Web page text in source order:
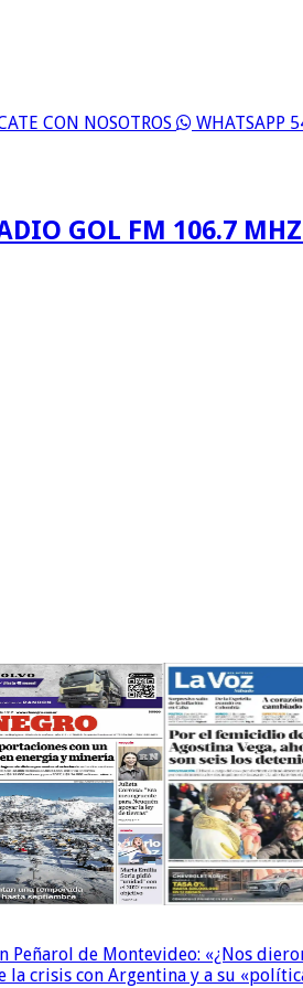
CON NOSOTROS
WHATSAPP
GOL FM 106.7
de Montevideo: «¿Nos
la crisis con Argentina y a su